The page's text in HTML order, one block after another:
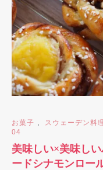
お菓子 スウェーデン料
04
美味しい×美味し
ードシナモンロール